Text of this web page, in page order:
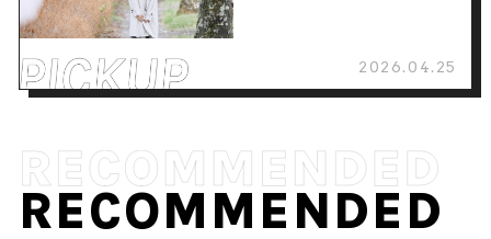
2026.04.25
RECOMMENDED